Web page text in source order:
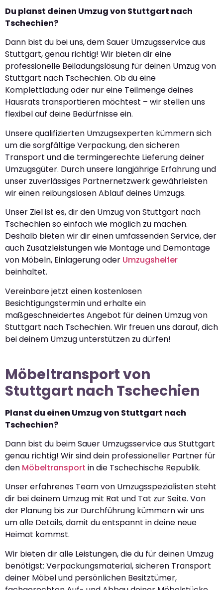
Du planst deinen Umzug von Stuttgart nach
Tschechien?
Dann bist du bei uns, dem Sauer Umzugsservice aus
Stuttgart, genau richtig! Wir bieten dir eine
professionelle Beiladungslösung für deinen Umzug von
Stuttgart nach Tschechien. Ob du eine
Komplettladung oder nur eine Teilmenge deines
Hausrats transportieren möchtest – wir stellen uns
flexibel auf deine Bedürfnisse ein.
Unsere qualifizierten Umzugsexperten kümmern sich
um die sorgfältige Verpackung, den sicheren
Transport und die termingerechte Lieferung deiner
Umzugsgüter. Durch unsere langjährige Erfahrung und
unser zuverlässiges Partnernetzwerk gewährleisten
wir einen reibungslosen Ablauf deines Umzugs.
Unser Ziel ist es, dir den Umzug von Stuttgart nach
Tschechien so einfach wie möglich zu machen.
Deshalb bieten wir dir einen umfassenden Service, der
auch Zusatzleistungen wie Montage und Demontage
von Möbeln, Einlagerung oder Umzugshelfer
beinhaltet.
Vereinbare jetzt einen kostenlosen
Besichtigungstermin und erhalte ein
maßgeschneidertes Angebot für deinen Umzug von
Stuttgart nach Tschechien. Wir freuen uns darauf, dich
bei deinem Umzug unterstützen zu dürfen!
Möbeltransport von
Stuttgart nach Tschechien
Planst du einen Umzug von Stuttgart nach
Tschechien?
Dann bist du beim Sauer Umzugsservice aus Stuttgart
genau richtig! Wir sind dein professioneller Partner für
den Möbeltransport in die Tschechische Republik.
Unser erfahrenes Team von Umzugsspezialisten steht
dir bei deinem Umzug mit Rat und Tat zur Seite. Von
der Planung bis zur Durchführung kümmern wir uns
um alle Details, damit du entspannt in deine neue
Heimat kommst.
Wir bieten dir alle Leistungen, die du für deinen Umzug
benötigst: Verpackungsmaterial, sicheren Transport
deiner Möbel und persönlichen Besitztümer,